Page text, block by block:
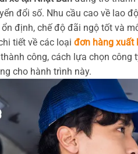
đổi số. Nhu cầu cao về lao
định, chế độ đãi ngộ tốt và
tiết về các loại đơn hàng xuất
công, cách lựa chọn công
cho hành trình này.